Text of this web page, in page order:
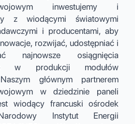
inwestujemy i
z wiodącymi światowymi
i producentami, aby
rozwijać, udostępniać i
najnowsze osiągnięcia
w produkcji modułów
głównym partnerem
w dziedzinie paneli
wiodący francuski ośrodek
Instytut Energii